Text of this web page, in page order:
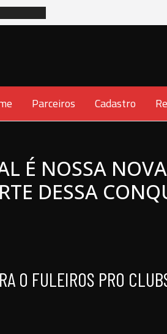
Parceiros Cadastro
É NOSSA
DESSA
O FULEIROS PRO